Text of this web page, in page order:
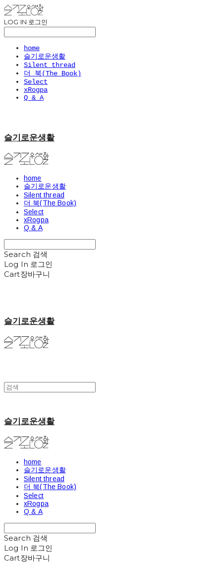
LOG IN 로그인
home
슬기로운생활
Silent thread
더 북(The Book)
Select
xRogpa
Q & A
슬기로운생활
home
슬기로운생활
Silent thread
더 북(The Book)
Select
xRogpa
Q & A
Search 검색
Log In 로그인
Cart장바구니
슬기로운생활
슬기로운생활
home
슬기로운생활
Silent thread
더 북(The Book)
Select
xRogpa
Q & A
Search 검색
Log In 로그인
Cart장바구니